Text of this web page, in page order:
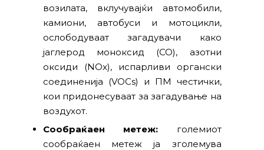
возилата, вклучувајќи автомобили,
камиони, автобуси и мотоцикли,
ослободуваат загадувачи како
јаглерод моноксид (CO), азотни
оксиди (NOx), испарливи органски
соединенија (VOCs) и ПМ честички,
кои придонесуваат за загадување на
воздухот.
Сообраќаен метеж: големиот
сообраќаен метеж ја зголемува